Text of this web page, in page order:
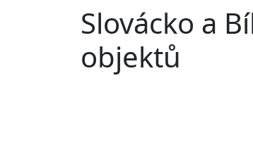
Slovácko a
objektů